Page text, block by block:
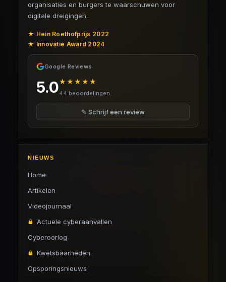
organisaties en burgers te waarschuwen voor
digitale dreigingen.
★ Hein Roethofprijs 2022
★ Innovatie Award 2024
Google Reviews
5.0★★★★★
44 beoordelingen
✎ Schrijf een review
NIEUWS
Home
Artikelen
Videojournaal
Actuele cyberaanvallen
Cyberoorlog
Kwetsbaarheden
Opsporingsnieuws